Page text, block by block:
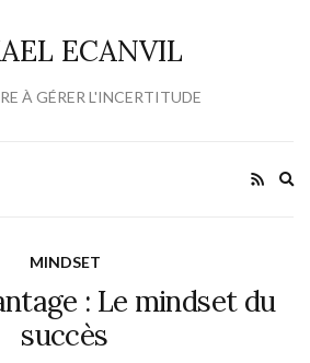
ECANVIL
À GÉRER L'INCERTITUDE
MINDSET
: Le mindset du
succès